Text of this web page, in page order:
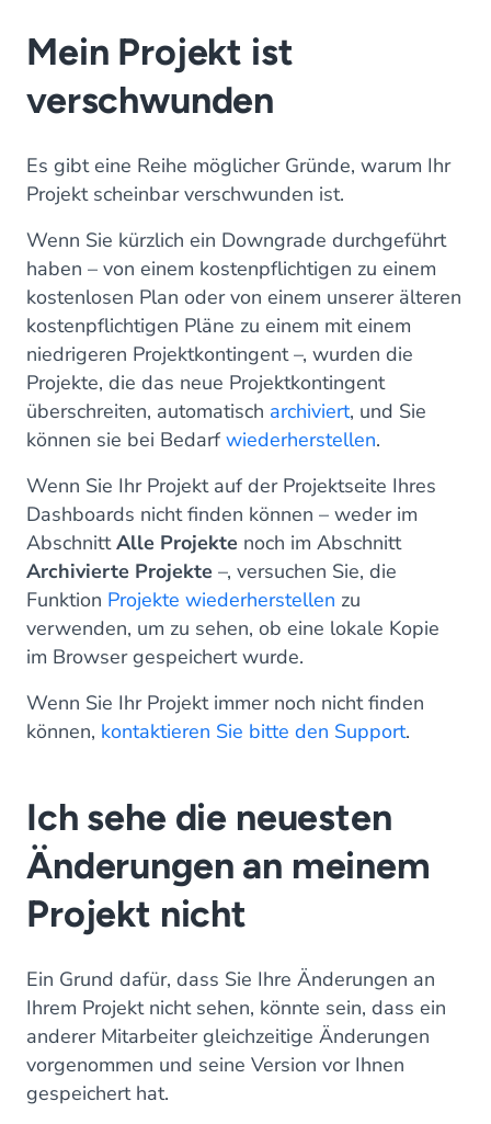
Mein Projekt ist
verschwunden
Es gibt eine Reihe möglicher Gründe, warum Ihr
Projekt scheinbar verschwunden ist.
Wenn Sie kürzlich ein Downgrade durchgeführt
haben – von einem kostenpflichtigen zu einem
kostenlosen Plan oder von einem unserer älteren
kostenpflichtigen Pläne zu einem mit einem
niedrigeren Projektkontingent –, wurden die
Projekte, die das neue Projektkontingent
überschreiten, automatisch archiviert, und Sie
können sie bei Bedarf wiederherstellen.
Wenn Sie Ihr Projekt auf der Projektseite Ihres
Dashboards nicht finden können – weder im
AbschnittAlle Projekte noch im Abschnitt
Archivierte Projekte –, versuchen Sie, die
Funktion Projekte wiederherstellen zu
verwenden, um zu sehen, ob eine lokale Kopie
im Browser gespeichert wurde.
Wenn Sie Ihr Projekt immer noch nicht finden
können, kontaktieren Sie bitte den Support.
Ich sehe die neuesten
Änderungen an meinem
Projekt nicht
Ein Grund dafür, dass Sie Ihre Änderungen an
Ihrem Projekt nicht sehen, könnte sein, dass ein
anderer Mitarbeiter gleichzeitige Änderungen
vorgenommen und seine Version vor Ihnen
gespeichert hat.